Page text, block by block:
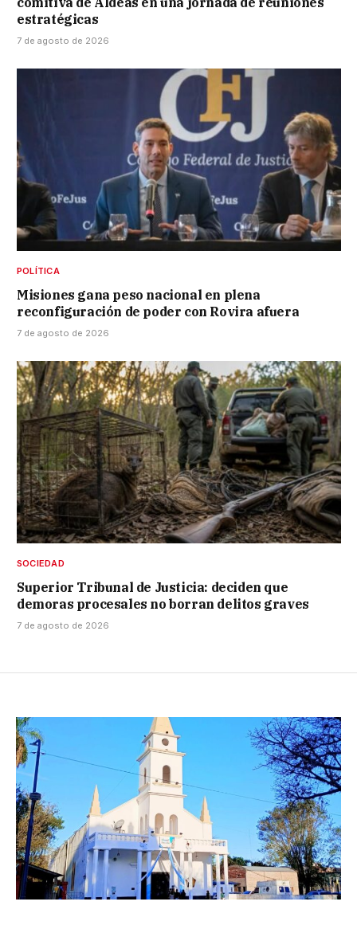
estratégicas
7 de agosto de 2026
POLÍTICA
Misiones gana peso nacional en plena
reconfiguración de poder con Rovira afuera
7 de agosto de 2026
SOCIEDAD
Superior Tribunal de Justicia: deciden que
demoras procesales no borran delitos graves
7 de agosto de 2026